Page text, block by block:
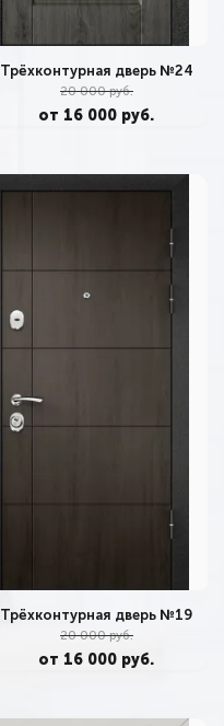
Трёхконтурная дверь №24
20 000 руб.
от 16 000 руб.
Трёхконтурная дверь №19
20 000 руб.
от 16 000 руб.